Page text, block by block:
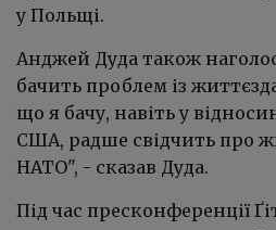
у Польщі.
Анджей Дуда також
бачить проблем із
що я бачу, навіть у
США, радше свідчить про
НАТО", - сказав Дуда.
Під час пресконференції